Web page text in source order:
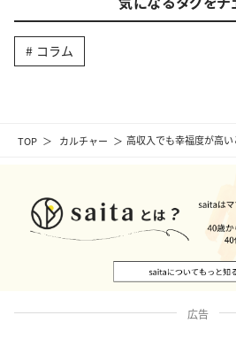
TOP カルチャー 高収入でも幸福度が高
コラム
広告